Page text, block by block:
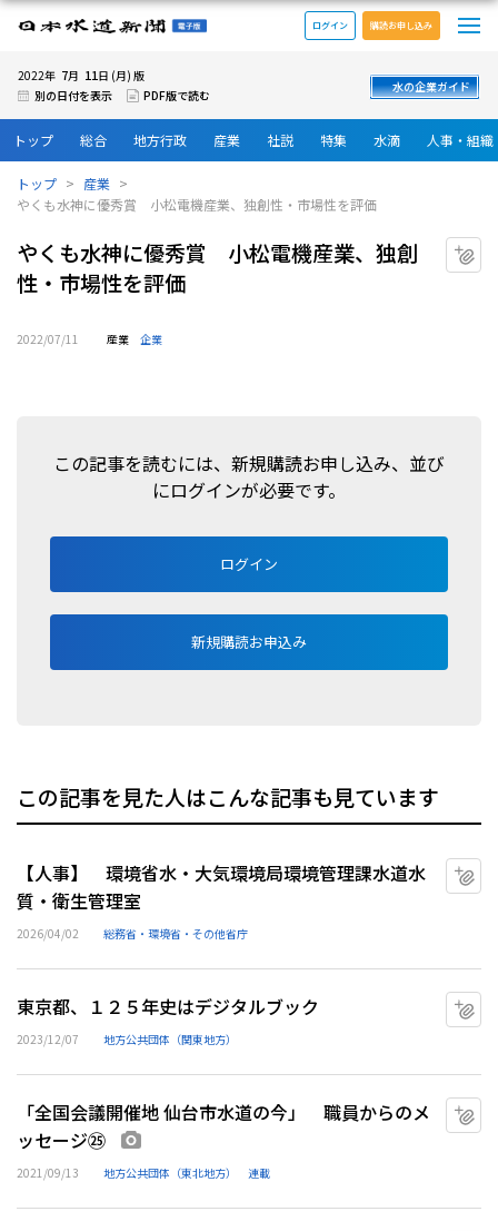
日本水道新聞 電子版
ログイン 購読お申し込み
2022年 7月 11 日 (月) 版
別の日付を表示
PDF版で読む
水の企業ガイド
トップ 総合 地方行政 産業 社説 特集 水滴 人事・組織
トップ
産業
やくも水神に優秀賞 小松電機産業、独創性・市場性を評価
やくも水神に優秀賞 小松電機産業、独創
性・市場性を評価
2022/07/11 産業 企業
この記事を読むには、新規購読お申し込み、並び
にログインが必要です。
ログイン
新規購読お申込み
この記事を見た人はこんな記事も見ています
【人事】 環境省水・大気環境局環境管理課水道水
質・衛生管理室
2026/04/02 総務省・環境省・その他省庁
東京都、１２５年史はデジタルブック
2023/12/07 地方公共団体（関東地方）
「全国会議開催地 仙台市水道の今」 職員からのメ
ッセージ㉕
2021/09/13 地方公共団体（東北地方） 連載